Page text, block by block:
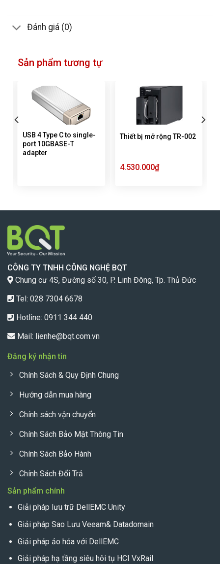
Đánh giá (0)
Sản phẩm tương tự
USB 4 Type C to single-
port 10GBASE-T
adapter
Thiết bị mở rộng TR-002
4.530.000₫
CÔNG TY TNHH CÔNG NGHỆ BQT
Chung cư 4S, Đường số 30, P. Linh Đông, Tp. Thủ Đức
Tel: 028 7304 6678
Hotline: 0911 344 440
Mail: lienhe@bqt.com.vn
Đăng ký nhận tin
Chính Sách & Quy Định Chung
Hướng dẫn mua hàng
Chính sách vận chuyển
Chính Sách Bảo Mật Thông Tin
Chính Sách Bảo Hành
Chính Sách Đổi Trả
Sản phẩm chính
Giải pháp lưu trữ DellEMC Unity
Giải pháp Sao Lưu Veeam& Datadomain
Giải pháp ảo hóa với DellEMC
Giải pháp hạ tầng siêu hôi tụ HCI VxRail